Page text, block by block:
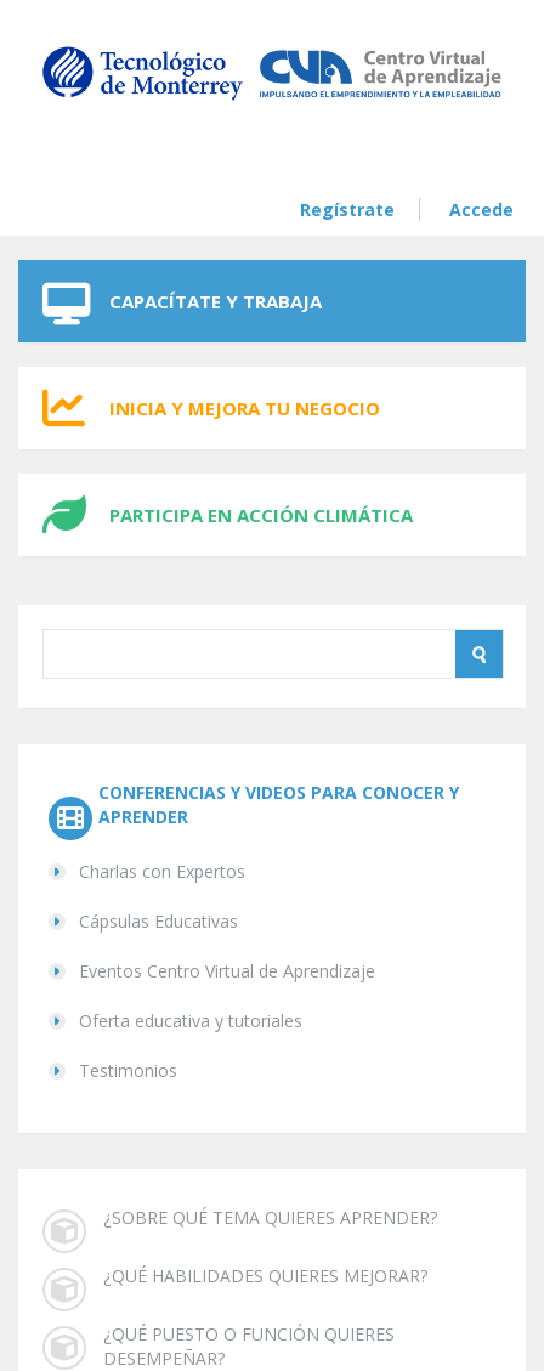
Regístrate Accede
CAPACÍTATE Y TRABAJA
INICIA Y MEJORA TU NEGOCIO
PARTICIPA EN ACCIÓN CLIMÁTICA
CONFERENCIAS Y VIDEOS PARA CONOCER Y
APRENDER
Charlas con Expertos
Cápsulas Educativas
Eventos Centro Virtual de Aprendizaje
Oferta educativa y tutoriales
Testimonios
¿SOBRE QUÉ TEMA QUIERES APRENDER?
¿QUÉ HABILIDADES QUIERES MEJORAR?
¿QUÉ PUESTO O FUNCIÓN QUIERES
DESEMPEÑAR?